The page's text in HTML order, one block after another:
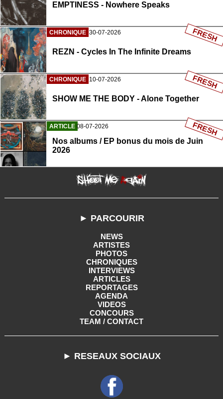
EMPTINESS - Nowhere Speaks
CHRONIQUE 30-07-2026
REZN - Cycles In The Infinite Dreams
FRESH
CHRONIQUE 10-07-2026
SHOW ME THE BODY - Alone Together
FRESH
ARTICLE 08-07-2026
Nos albums / EP bonus du mois de Juin
2026
FRESH
► PARCOURIR
NEWS
ARTISTES
PHOTOS
CHRONIQUES
INTERVIEWS
ARTICLES
REPORTAGES
AGENDA
VIDEOS
CONCOURS
TEAM / CONTACT
► RESEAUX SOCIAUX